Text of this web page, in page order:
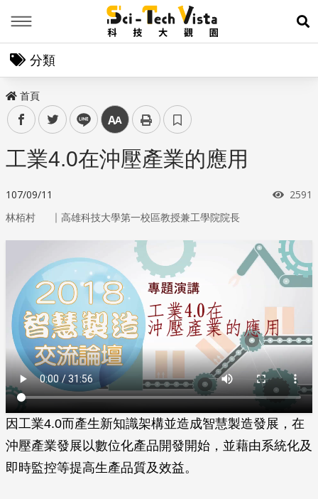
展
分類
首頁
facebooktwitter line 中
工業4.0在沖壓產業的應用
107/09/11 瀏覽
2591
林栢村 ｜ 高雄科技大學第一校區教授兼工學院院長
因工業4.0而產生新知識架構並造成智慧製造發展，在
沖壓產業發展以數位化產品開發開始，並藉由系統化及
即時監控等提高生產品質及效益。